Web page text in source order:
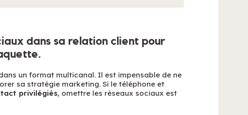
dans sa relation client pour
un format multicanal. Il est impensable de ne
sa stratégie marketing. Si le téléphone et
privilégiés, omettre les réseaux sociaux est